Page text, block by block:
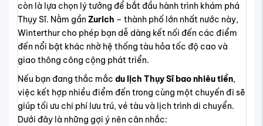
còn là lựa chọn lý tưởng để bắt đầu hành trình khám phá
Thụy Sĩ. Nằm gần Zurich – thành phố lớn nhất nước này,
Winterthur cho phép bạn dễ dàng kết nối đến các điểm
đến nổi bật khác nhờ hệ thống tàu hỏa tốc độ cao và
giao thông công cộng phát triển.
Nếu bạn đang thắc mắc du lịch Thụy Sĩ bao nhiêu tiền,
việc kết hợp nhiều điểm đến trong cùng một chuyến đi sẽ
giúp tối ưu chi phí lưu trú, vé tàu và lịch trình di chuyển.
Dưới đây là những gợi ý nên cân nhắc: